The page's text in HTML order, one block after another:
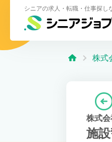
シニアの求人・転職・仕事探し
株式
株式会
施